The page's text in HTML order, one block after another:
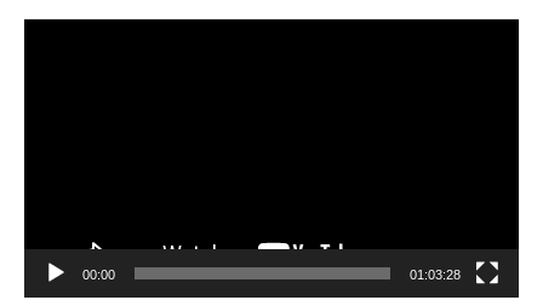
00:00 01:03:28